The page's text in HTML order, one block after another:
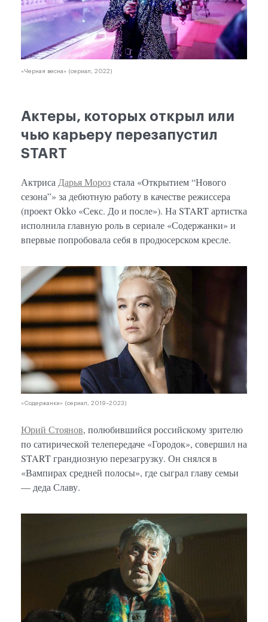
«Черная весна» (сериал, 2022)
Актеры, которых открыл или
чью карьеру перезапустил
START
АктрисаДарья Морозстала «Открытием “Нового
сезона”» за дебютную работу в качестве режиссера
(проект Okko «Секс. До и после»). На START артистка
исполнила главную роль в сериале «Содержанки» и
впервые попробовала себя в продюсерском кресле.
«Содержанки» (сериал, 2019–2023)
Юрий Стоянов, полюбившийся российскому зрителю
по сатирической телепередаче «Городок», совершил на
START грандиозную перезагрузку. Он снялся в
«Вампирах средней полосы», где сыграл главу семьи
— деда Славу.